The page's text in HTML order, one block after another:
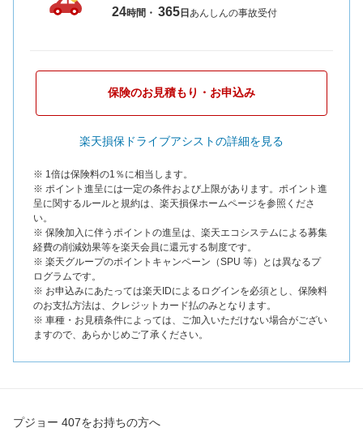
24時間・365日あんしんの事故受付
保険のお見積もり・お申込み
楽天損保ドライブアシストの詳細を見る
※ 1倍は保険料の1％に相当します。
※ ポイント進呈には一定の条件および上限があります。ポイント進
呈に関するルールと規約は、楽天損保ホームページを参照くださ
い。
※ 保険加入に伴うポイントの進呈は、楽天エコシステムによる募集
経費の削減効果等を楽天会員に還元する制度です。
※ 楽天グループのポイントキャンペーン（SPU 等）とは異なるプ
ログラムです。
※ お申込みにあたっては楽天IDによるログインを必須とし、保険料
のお支払方法は、クレジットカード払のみとなります。
※ 車種・お見積条件によっては、ご加入いただけない場合がござい
ますので、あらかじめご了承ください。
プジョー 407をお持ちの方へ